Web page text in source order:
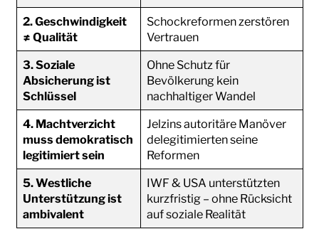
2. Geschwindigkeit
≠ Qualität
Schockreformen zerstören
Vertrauen
3. Soziale
Absicherung ist
Schlüssel
Ohne Schutz für
Bevölkerung kein
nachhaltiger Wandel
4. Machtverzicht
muss demokratisch
legitimiert sein
Jelzins autoritäre Manöver
delegitimierten seine
Reformen
5. Westliche
Unterstützung ist
ambivalent
IWF & USA unterstützten
kurzfristig – ohne Rücksicht
auf soziale Realität